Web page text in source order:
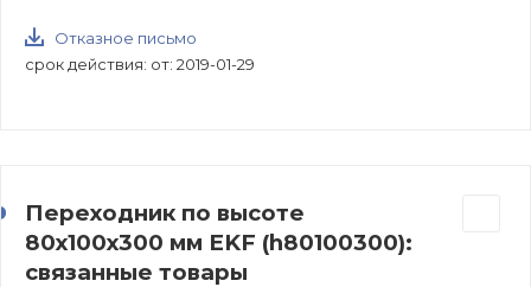
Отказное письмо
срок действия: от: 2019-01-29
Переходник по высоте
80х100х300 мм EKF (h80100300):
связанные товары